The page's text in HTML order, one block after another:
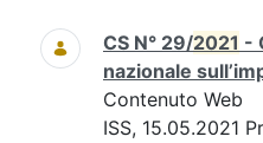
CS N° 29/2021 -
nazionale
Contenuto Web
ISS, 15.05.2021